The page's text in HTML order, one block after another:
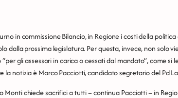
in commissione Bilancio, in Regione i costi della
dalla prossima legislatura. Per questa, invece, non solo
gli assessori in carica o cessati dal mandato”, come si
la notizia è Marco Pacciotti, candidato segretario del Pd
Monti chiede sacrifici a tutti – continua Pacciotti – in